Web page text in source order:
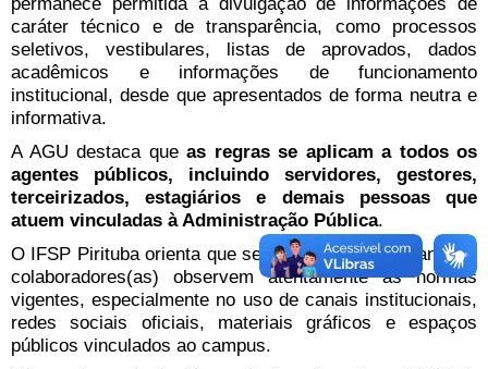
caráter técnico e de transparência, como processos
seletivos, vestibulares, listas de aprovados, dados
acadêmicos e informações de funcionamento
institucional, desde que apresentados de forma neutra e
informativa.
A AGU destaca que as regras se aplicam a todos os
agentes públicos, incluindo servidores, gestores,
terceirizados, estagiários e demais pessoas que
atuem vinculadas à Administração Pública.
O IFSP Pirituba orienta que servidores(as), estudantes e
colaboradores(as) observem atentamente as normas
vigentes, especialmente no uso de canais institucionais,
redes sociais oficiais, materiais gráficos e espaços
públicos vinculados ao campus.